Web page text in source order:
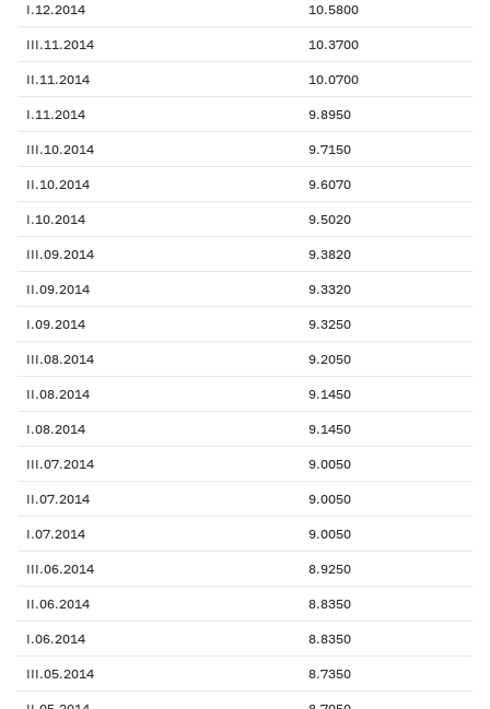
I.12.2014 10.5800
III.11.2014 10.3700
II.11.2014 10.0700
I.11.2014 9.8950
III.10.2014 9.7150
II.10.2014 9.6070
I.10.2014 9.5020
III.09.2014 9.3820
II.09.2014 9.3320
I.09.2014 9.3250
III.08.2014 9.2050
II.08.2014 9.1450
I.08.2014 9.1450
III.07.2014 9.0050
II.07.2014 9.0050
I.07.2014 9.0050
III.06.2014 8.9250
II.06.2014 8.8350
I.06.2014 8.8350
III.05.2014 8.7350